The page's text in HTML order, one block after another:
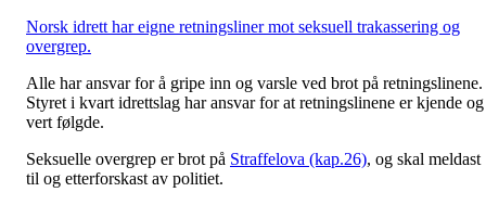
Norsk idrett har eigne retningsliner mot seksuell trakassering og
overgrep.
Alle har ansvar for å gripe inn og varsle ved brot på retningslinene.
Styret i kvart idrettslag har ansvar for at retningslinene er kjende og
vert følgde.
Seksuelle overgrep er brot på Straffelova (kap.26), og skal meldast
til og etterforskast av politiet.